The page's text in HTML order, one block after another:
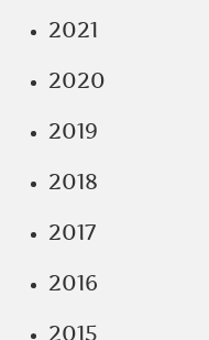
2021
2020
2019
2018
2017
2016
2015